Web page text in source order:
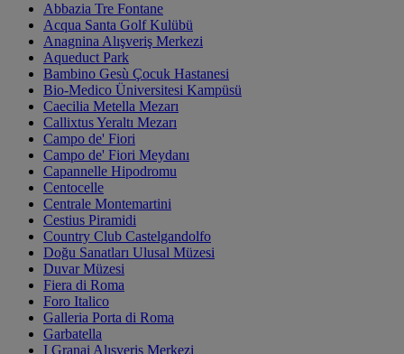
Abbazia Tre Fontane
Acqua Santa Golf Kulübü
Anagnina Alışveriş Merkezi
Aqueduct Park
Bambino Gesù Çocuk Hastanesi
Bio-Medico Üniversitesi Kampüsü
Caecilia Metella Mezarı
Callixtus Yeraltı Mezarı
Campo de' Fiori
Campo de' Fiori Meydanı
Capannelle Hipodromu
Centocelle
Centrale Montemartini
Cestius Piramidi
Country Club Castelgandolfo
Doğu Sanatları Ulusal Müzesi
Duvar Müzesi
Fiera di Roma
Foro Italico
Galleria Porta di Roma
Garbatella
I Granai Alışveriş Merkezi